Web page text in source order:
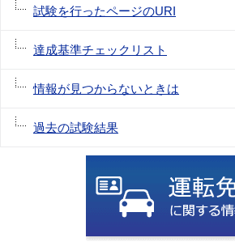
試験を行ったページのURI
達成基準チェックリスト
情報が見つからないときは
過去の試験結果